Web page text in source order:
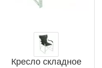
Кресло складное